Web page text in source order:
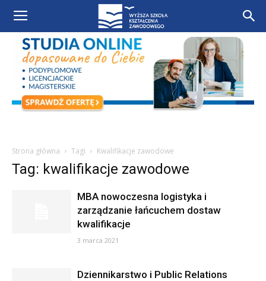
Strona główna Tagi Kwalifikacje zawodowe
Tag: kwalifikacje zawodowe
MBA nowoczesna logistyka i
zarządzanie łańcuchem dostaw
kwalifikacje
3 marca 2021
Dziennikarstwo i Public Relations